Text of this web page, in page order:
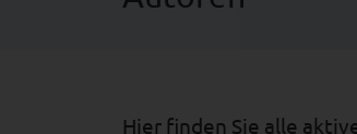
Hier finden Sie alle